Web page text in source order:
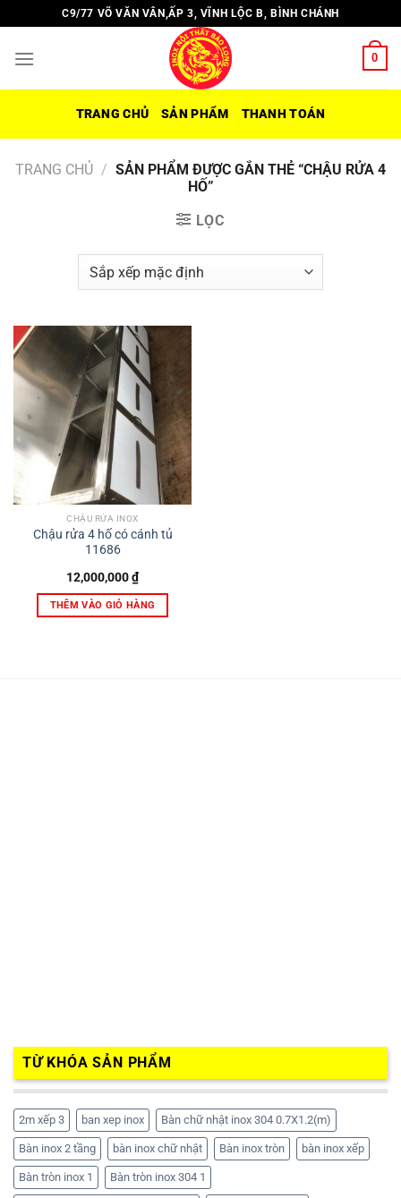
đến
nội
C9/77 VÕ VĂN VÂN,ẤP 3, VĨNH LỘC B, BÌNH CHÁNH
0
TRANG CHỦ SẢN PHẨM THANH TOÁN
TRANG CHỦ / SẢN PHẨM ĐƯỢC GẮN THẺ “CHẬU RỬA 4
HỐ”
LỌC
CHẬU RỬA INOX
Chậu rửa 4 hố có cánh tủ
11686
12,000,000₫
THÊM VÀO GIỎ HÀNG
TỪ KHÓA SẢN PHẨM
2m xếp 3 ban xep inox Bàn chữ nhật inox 304 0.7X1.2(m)
Bàn inox 2 tầng bàn inox chữ nhật Bàn inox tròn bàn inox xếp
Bàn tròn inox 1 Bàn tròn inox 304 1